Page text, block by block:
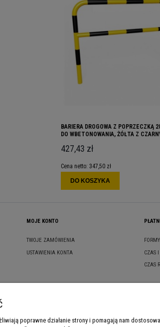
BARIERA DROGOWA Z POPRZECZKĄ
DO WBETONOWANIA, ŻÓŁTA Z
427,43 zł
Cena netto: 347,50 zł
DO KOSZYKA
MOJE KONTO
TWOJE ZAMÓWIENIA
USTAWIENIA KONTA
CZAS I
CZAS
poprawne działanie strony i pomagają nam